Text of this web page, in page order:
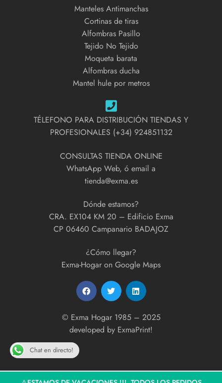
Manteles Antimanchas
Cortinas de tiras
Alfombras Pasillo
Tejido No Tejido
Moqueta barata
Alfombras ducha
Mantel hule por metros
TÉLEFONO PARA DISTRIBUCIÓN TIENDAS Y
PROFESIONALES (+34) 924851132
CONSULTAS TIENDA ONLINE
WhatsApp Web, ó email a
tienda@exma.es
Dónde estamos?
CRA. EX104 KM 20 – Edificio Exma
CP 06460 Campanario BADAJOZ
¿Cómo llegar?
Exma-Hogar on Google Maps
© Exma Hogar 1985 – 2025
developed by ExmaPrint!
Chat en directo!